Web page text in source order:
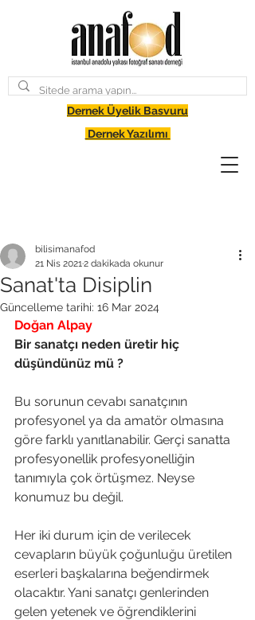
Dernek Üyelik Basvuru
Dernek Yazılımı
Sanat'ta Disiplin
bilisimanafod
21 Nis 20212 dakikada okunur
Güncelleme tarihi: 16 Mar 2024
Doğan Alpay
Bir sanatçı neden üretir hiç
düşündünüz mü ?
Bu sorunun cevabı sanatçının
profesyonel ya da amatör olmasına
göre farklı yanıtlanabilir. Gerçi sanatta
profesyonellik profesyonelliğin
tanımıyla çok örtüşmez. Neyse
konumuz bu değil.
Her iki durum için de verilecek
cevapların büyük çoğunluğu üretilen
eserleri başkalarına beğendirmek
olacaktır. Yani sanatçı genlerinden
gelen yetenek ve öğrendiklerini